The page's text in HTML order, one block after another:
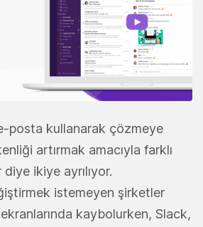
posta kullanarak çözmeye
artırmak amacıyla farklı
ikiye ayrılıyor.
istemeyen şirketler
kaybolurken, Slack,